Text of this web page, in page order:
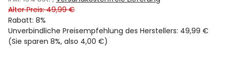
Alter Preis: 49,99 €
Rabatt: 8%
Unverbindliche Preisempfehlung des Herstellers: 49,99 €
(Sie sparen 8%, also 4,00 €)